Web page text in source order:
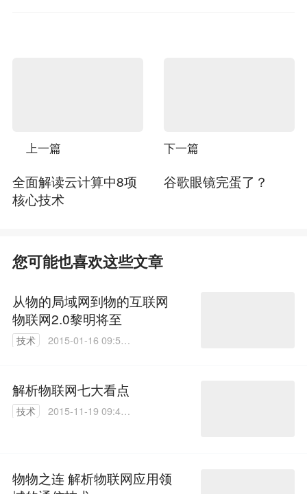
上一篇
全面解读云计算中8项
核心技术
下一篇
谷歌眼镜完蛋了？
您可能也喜欢这些文章
从物的局域网到物的互联网
物联网2.0黎明将至
技术
2015-01-16 09:50:
解析物联网七大看点
技术
2015-11-19 09:44:
物物之连 解析物联网应用领